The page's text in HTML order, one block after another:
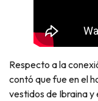
Respecto a la
contó que fue en el
vestidos de Ibraina y